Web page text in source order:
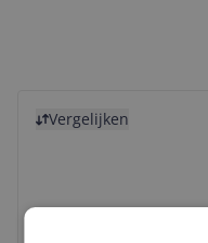
Vergelijken